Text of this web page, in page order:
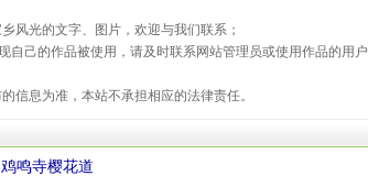
风光的文字、图片，欢迎与我们联系；
己的作品被使用，请及时联系网站管理员或使用作品的用户
信息为准，本站不承担相应的法律责任。
鸡鸣寺樱花道